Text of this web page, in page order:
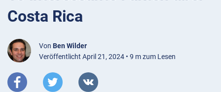
Costa Rica
Von Ben Wilder
Veröffentlicht April 21, 2024 • 9 m zum Lesen